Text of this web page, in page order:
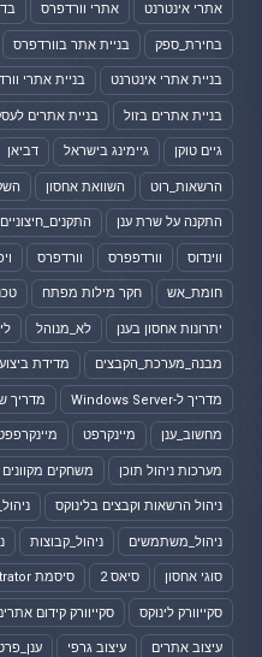
אתרי אינטרנט אתרי וורדפרס
בחירת_ספק בניית אתר בוורדפרס
בניית אתרי אינטרנט בניית אתרי
בניית אתרים בזול בניית אתרים
גיים טוקן גיימינג בישראל דביאן
הרשאות_רוט השוואת אחסון
התקנה על שרת ענן התקנים_חיצוניים
ווינדוס וורדפפרס וורדפרס
חומת_אש חקר מילות מפתח
יתרונות אחסון בענן לא_מנוהל
מבנה_מערכת_הקבצים מדידת
מדריך ל-Windows Server מדריך
מחשוב_ענן מיינקרפט
מערכות ניהול תוכן משחקים
ניהול הרשאות וקבצים בלינוקס
ניהול_משתמשים ניהול_קבוצות
סוגי אחסון סיאס 2 סיסמת Administrator
סקייוורק לינוקס סקייוורק קידום
עיצוב אתרים עיצוב גרפי